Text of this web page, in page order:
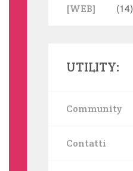
[WEB] (14)
UTILITY:
Community
Contatti